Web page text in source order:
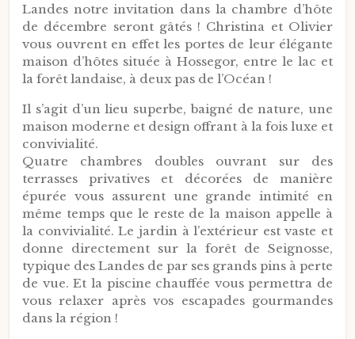
Landes notre invitation dans la chambre d’hôte
de décembre seront gâtés ! Christina et Olivier
vous ouvrent en effet les portes de leur élégante
maison d’hôtes située à Hossegor, entre le lac et
la forêt landaise, à deux pas de l’Océan !
Il s’agit d’un lieu superbe, baigné de nature, une
maison moderne et design offrant à la fois luxe et
convivialité.
Quatre chambres doubles ouvrant sur des
terrasses privatives et décorées de manière
épurée vous assurent une grande intimité en
même temps que le reste de la maison appelle à
la convivialité. Le jardin à l’extérieur est vaste et
donne directement sur la forêt de Seignosse,
typique des Landes de par ses grands pins à perte
de vue. Et la piscine chauffée vous permettra de
vous relaxer après vos escapades gourmandes
dans la région !